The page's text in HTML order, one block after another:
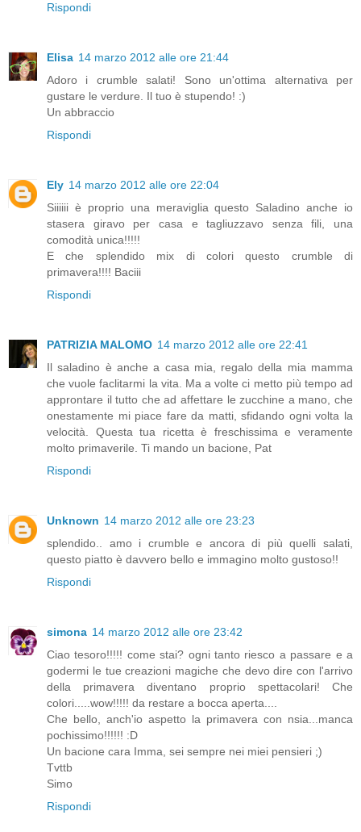
Rispondi
Elisa 14 marzo 2012 alle ore 21:44
Adoro i crumble salati! Sono un'ottima alternativa per
gustare le verdure. Il tuo è stupendo! :)
Un abbraccio
Rispondi
Ely 14 marzo 2012 alle ore 22:04
Siiiiii è proprio una meraviglia questo Saladino anche io
stasera giravo per casa e tagliuzzavo senza fili, una
comodità unica!!!!!
E che splendido mix di colori questo crumble di
primavera!!!! Baciii
Rispondi
PATRIZIA MALOMO 14 marzo 2012 alle ore 22:41
Il saladino è anche a casa mia, regalo della mia mamma
che vuole faclitarmi la vita. Ma a volte ci metto più tempo ad
approntare il tutto che ad affettare le zucchine a mano, che
onestamente mi piace fare da matti, sfidando ogni volta la
velocità. Questa tua ricetta è freschissima e veramente
molto primaverile. Ti mando un bacione, Pat
Rispondi
Unknown 14 marzo 2012 alle ore 23:23
splendido.. amo i crumble e ancora di più quelli salati,
questo piatto è davvero bello e immagino molto gustoso!!
Rispondi
simona 14 marzo 2012 alle ore 23:42
Ciao tesoro!!!!! come stai? ogni tanto riesco a passare e a
godermi le tue creazioni magiche che devo dire con l'arrivo
della primavera diventano proprio spettacolari! Che
colori.....wow!!!!! da restare a bocca aperta....
Che bello, anch'io aspetto la primavera con nsia...manca
pochissimo!!!!!! :D
Un bacione cara Imma, sei sempre nei miei pensieri ;)
Tvttb
Simo
Rispondi